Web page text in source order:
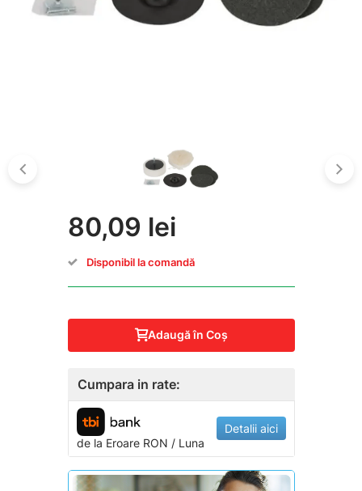
80,09 lei
Disponibil la comandă
Adaugă în Coş
Cumpara in rate:
de la EroareRON / Luna
Detalii aici